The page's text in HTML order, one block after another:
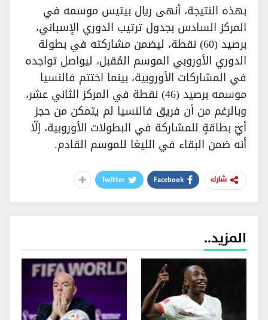
بهذه النتيجة، أنهى ريال بيتيس موسمه في
المركز السادس بجدول ترتيب الدوري الإسباني،
برصيد (60) نقطة، ليضمن مشاركته في بطولة
الدوري الأوروبي الموسم المُقبل، ليواصل تواجده
في المشاركات الأوروبية، بينما اختتم فالنسيا
موسمه برصيد (46) نقطة في المركز الثاني عشر،
وبالرغم من أن فريق فالنسيا لم يتمكن من حجز
أيّ بطاقةٍ للمشاركة في البطولات الأوروبية، إلّا
أنه ضمن البقاء في الليغا للموسم القادم.
شارك Facebook
Twitter
المزيد..